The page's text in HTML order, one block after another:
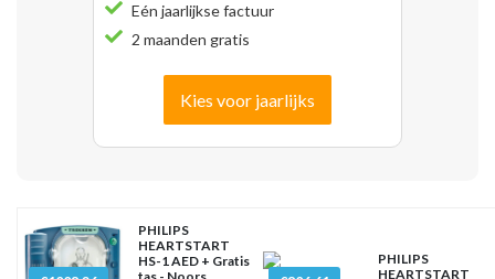
Eén jaarlijkse factuur
2 maanden gratis
Kies voor jaarlijks
PHILIPS
HEARTSTART
HS-1 AED + Gratis
PHILIPS
HEARTSTART